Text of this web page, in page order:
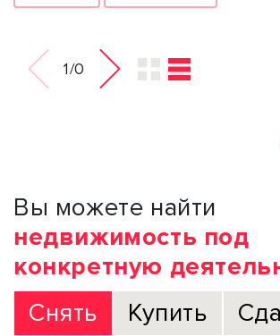
1/0
Вы можете найти
недвижимость под
конкретную
Снять
Купить